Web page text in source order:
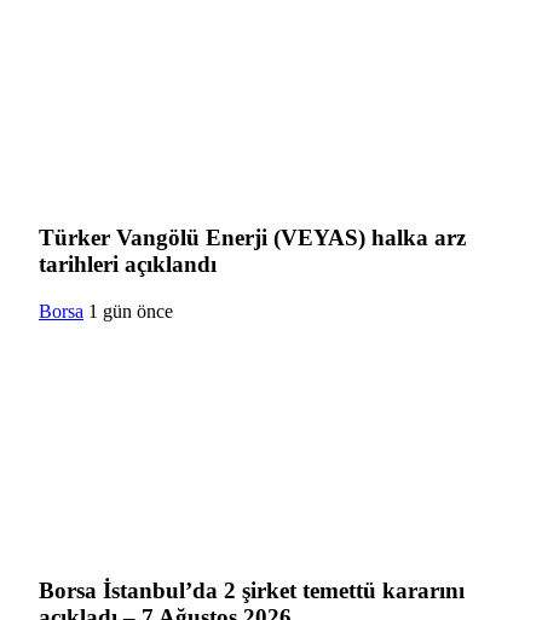
Türker Vangölü Enerji (VEYAS) halka arz
tarihleri açıklandı
Borsa 1 gün önce
Borsa İstanbul’da 2 şirket temettü kararını